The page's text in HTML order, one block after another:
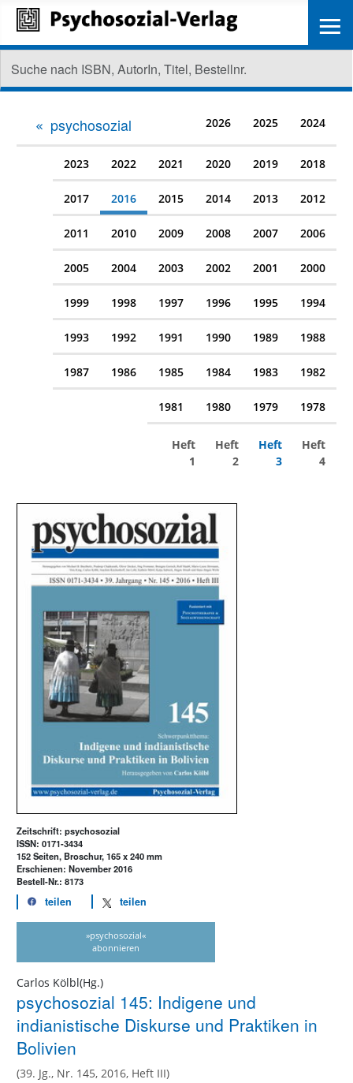
psychosozial 2026 2025 2024
2023 2022 2021 2020 2019 2018
2017 2016 2015 2014 2013 2012
2011 2010 2009 2008 2007 2006
2005 2004 2003 2002 2001 2000
1999 1998 1997 1996 1995 1994
1993 1992 1991 1990 1989 1988
1987 1986 1985 1984 1983 1982
1981 1980 1979 1978
Heft
1
Heft
2
Heft
3
Heft
4
Zeitschrift: psychosozial
ISSN: 0171-3434
152 Seiten, Broschur, 165 x 240 mm
Erschienen: November 2016
Bestell-Nr.: 8173
teilen teilen
»psychosozial«
abonnieren
Carlos Kölbl(Hg.)
psychosozial 145: Indigene und
indianistische Diskurse und Praktiken in
Bolivien
(39. Jg., Nr. 145, 2016, Heft III)
≡